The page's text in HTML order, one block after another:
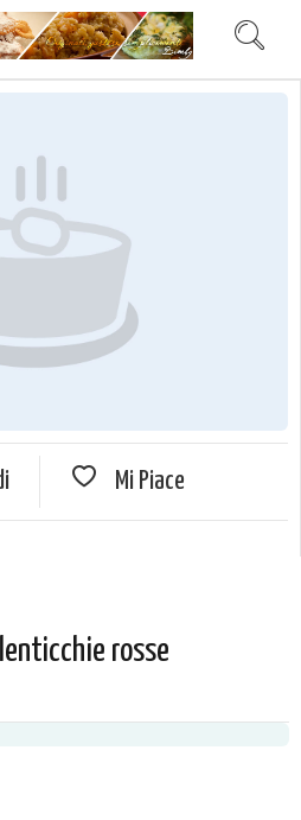
Mi Piace
rosse